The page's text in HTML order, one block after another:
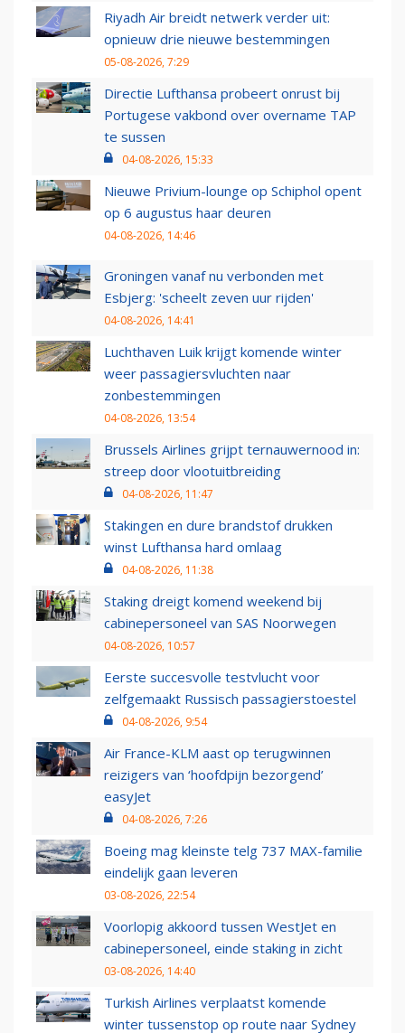
Riyadh Air breidt netwerk verder uit:
opnieuw drie nieuwe bestemmingen
05-08-2026, 7:29
Directie Lufthansa probeert onrust bij
Portugese vakbond over overname TAP
te sussen
04-08-2026, 15:33
Nieuwe Privium-lounge op Schiphol opent
op 6 augustus haar deuren
04-08-2026, 14:46
Groningen vanaf nu verbonden met
Esbjerg: 'scheelt zeven uur rijden'
04-08-2026, 14:41
Luchthaven Luik krijgt komende winter
weer passagiersvluchten naar
zonbestemmingen
04-08-2026, 13:54
Brussels Airlines grijpt ternauwernood in:
streep door vlootuitbreiding
04-08-2026, 11:47
Stakingen en dure brandstof drukken
winst Lufthansa hard omlaag
04-08-2026, 11:38
Staking dreigt komend weekend bij
cabinepersoneel van SAS Noorwegen
04-08-2026, 10:57
Eerste succesvolle testvlucht voor
zelfgemaakt Russisch passagierstoestel
04-08-2026, 9:54
Air France-KLM aast op terugwinnen
reizigers van ‘hoofdpijn bezorgend’
easyJet
04-08-2026, 7:26
Boeing mag kleinste telg 737 MAX-familie
eindelijk gaan leveren
03-08-2026, 22:54
Voorlopig akkoord tussen WestJet en
cabinepersoneel, einde staking in zicht
03-08-2026, 14:40
Turkish Airlines verplaatst komende
winter tussenstop op route naar Sydney